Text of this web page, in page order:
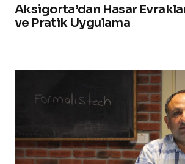
Aksigorta’dan Hasar
ve Pratik Uygulama